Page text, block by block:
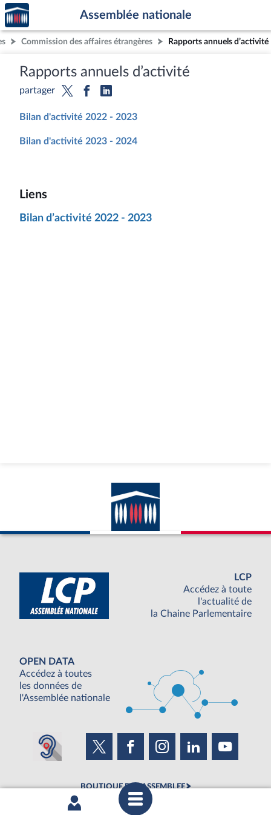
Aller au contenu
Aller en bas de la page
Accèder
à la
page
d'accueil
Assemblée nationale
Commission des affaires étrangères Rapports annuels d’activité
Rapports annuels d’activité
partager
Bilan d'activité 2022 - 2023
Bilan d'activité 2023 - 2024
Liens
Bilan d’activité 2022 - 2023
LCP
Accédez à toute
l'actualité de
la Chaine Parlementaire
OPEN DATA
Accédez à toutes
les données de
l'Assemblée nationale
BOUTIQUE DE L'ASSEMBLEE
UNE SEMAINE À L'ASSEMBLÉE